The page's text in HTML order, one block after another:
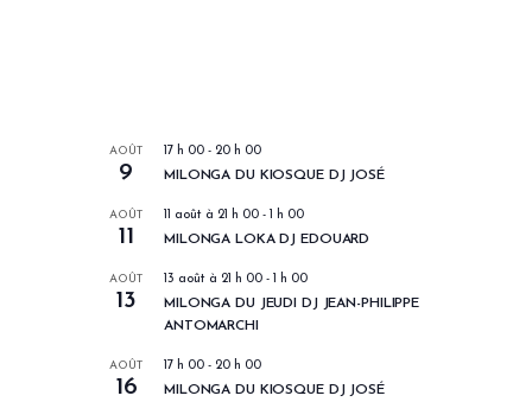
AOÛT
9
17 h 00 - 20 h 00
MILONGA DU KIOSQUE DJ JOSÉ
AOÛT
11
11 août à 21 h 00 - 1 h 00
MILONGA LOKA DJ EDOUARD
AOÛT
13
13 août à 21 h 00 - 1 h 00
MILONGA DU JEUDI DJ JEAN-PHILIPPE
ANTOMARCHI
AOÛT
16
17 h 00 - 20 h 00
MILONGA DU KIOSQUE DJ JOSÉ